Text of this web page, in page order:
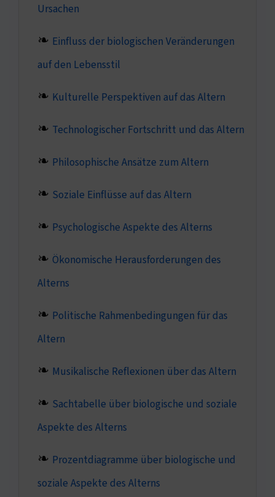
Ursachen
Einfluss der biologischen Veränderungen
auf den Lebensstil
Kulturelle Perspektiven auf das Altern
Technologischer Fortschritt und das Altern
Philosophische Ansätze zum Altern
Soziale Einflüsse auf das Altern
Psychologische Aspekte des Alterns
Ökonomische Herausforderungen des
Alterns
Politische Rahmenbedingungen für das
Altern
Musikalische Reflexionen über das Altern
Sachtabelle über biologische und soziale
Aspekte des Alterns
Prozentdiagramme über biologische und
soziale Aspekte des Alterns